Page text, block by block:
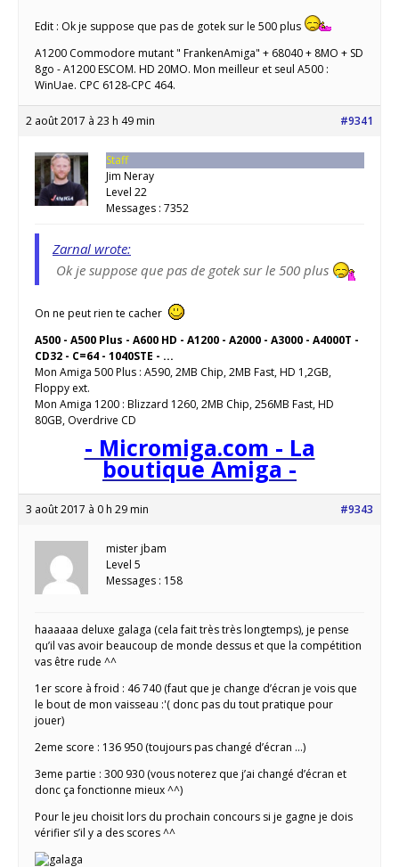
Edit : Ok je suppose que pas de gotek sur le 500 plus
A1200 Commodore mutant " FrankenAmiga" + 68040 + 8MO + SD
8go - A1200 ESCOM. HD 20MO. Mon meilleur et seul A500 :
WinUae. CPC 6128-CPC 464.
2 août 2017 à 23 h 49 min #9341
Staff
Jim Neray
Level 22
Messages : 7352
Zarnal wrote:
Ok je suppose que pas de gotek sur le 500 plus
On ne peut rien te cacher
A500 - A500 Plus - A600 HD - A1200 - A2000 - A3000 - A4000T -
CD32 - C=64 - 1040STE - ...
Mon Amiga 500 Plus : A590, 2MB Chip, 2MB Fast, HD 1,2GB,
Floppy ext.
Mon Amiga 1200 : Blizzard 1260, 2MB Chip, 256MB Fast, HD
80GB, Overdrive CD
- Micromiga.com - La
boutique Amiga -
3 août 2017 à 0 h 29 min #9343
mister jbam
Level 5
Messages : 158
haaaaaa deluxe galaga (cela fait très très longtemps), je pense
qu’il vas avoir beaucoup de monde dessus et que la compétition
vas être rude ^^
1er score à froid : 46 740 (faut que je change d’écran je vois que
le bout de mon vaisseau :'( donc pas du tout pratique pour
jouer)
2eme score : 136 950 (toujours pas changé d’écran …)
3eme partie : 300 930 (vous noterez que j’ai changé d’écran et
donc ça fonctionne mieux ^^)
Pour le jeu choisit lors du prochain concours si je gagne je dois
vérifier s’il y a des scores ^^